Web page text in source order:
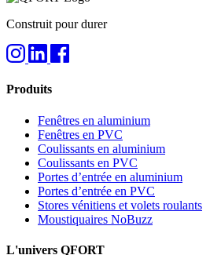
Construit pour durer
Produits
Fenêtres en aluminium
Fenêtres en PVC
Coulissants en aluminium
Coulissants en PVC
Portes d’entrée en aluminium
Portes d’entrée en PVC
Stores vénitiens et volets roulants
Moustiquaires NoBuzz
L'univers QFORT